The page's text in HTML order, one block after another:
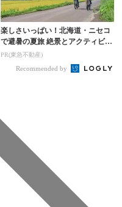
楽しさいっぱい！北海道・ニセコ
で避暑の夏旅 絶景とアクティビテ
ィが揃う「ニセコ東...
PR(東急不動産)
Recommended by